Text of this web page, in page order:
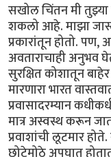
सखोल चिंतन मी तुझ्या
शकलो आहे. माझा जास्त
प्रकारांतून होतो. पण,
अवताराचाही अनुभव
सुरक्षित कोशातून
मारणारा भारत
प्रवासादरम्यान
मात्र अस्वस्थ करून
प्रवाशांची लूटमार